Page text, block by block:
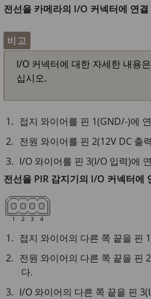
전선을 카메라의 I/O 커넥터에 연결
비고
I/O 커넥터에 대한 자세한 내용은
십시오.
접지 와이어를 핀 1(GND/-)에
전원 와이어를 핀 2(12V DC 출
I/O 와이어를 핀 3(I/O 입력)에
전선을 PIR 감지기의 I/O 커넥터에
접지 와이어의 다른 쪽 끝을 핀
전원 와이어의 다른 쪽 끝을 핀
다.
I/O 와이어의 다른 쪽 끝을 핀